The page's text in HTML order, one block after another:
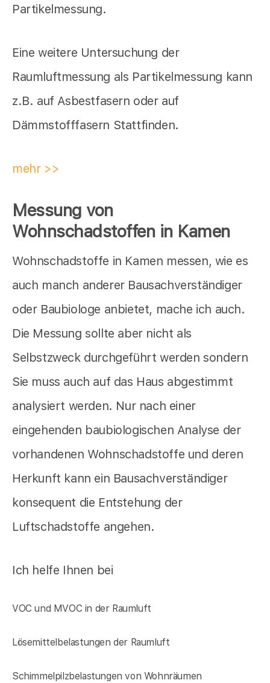
Partikelmessung.
Eine weitere Untersuchung der
Raumluftmessung als Partikelmessung kann
z.B. auf Asbestfasern oder auf
Dämmstofffasern Stattfinden.
mehr >>
Messung von
Wohnschadstoffen in Kamen
Wohnschadstoffe in Kamen messen, wie es
auch manch anderer Bausachverständiger
oder Baubiologe anbietet, mache ich auch.
Die Messung sollte aber nicht als
Selbstzweck durchgeführt werden sondern
Sie muss auch auf das Haus abgestimmt
analysiert werden. Nur nach einer
eingehenden baubiologischen Analyse der
vorhandenen Wohnschadstoffe und deren
Herkunft kann ein Bausachverständiger
konsequent die Entstehung der
Luftschadstoffe angehen.
Ich helfe Ihnen bei
VOC und MVOC in der Raumluft
Lösemittelbelastungen der Raumluft
Schimmelpilzbelastungen von Wohnräumen